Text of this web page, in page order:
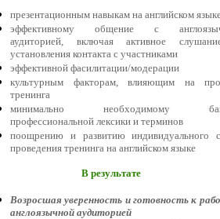
презентационным навыкам на английском
эффективному общение с
аудиторией, включая активное
установления контакта с участниками
эффективной фасилитации/модерации
культурным факторам, влияющим на
тренинга
минимально необходимому
профессиональной лексики и терминов
поощрению и развитию индивидуального
проведения тренинга на английском языке
В результате
Возросшая уверенность и готовность к
англоязычной аудиторией